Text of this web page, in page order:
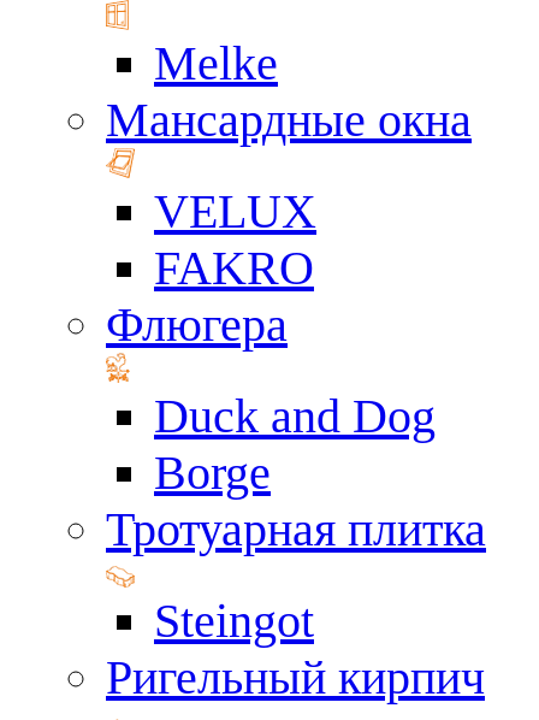
Melke
Мансардные окна
VELUX
FAKRO
Флюгера
Duck and Dog
Borge
Тротуарная плитка
Steingot
Ригельный кирпич